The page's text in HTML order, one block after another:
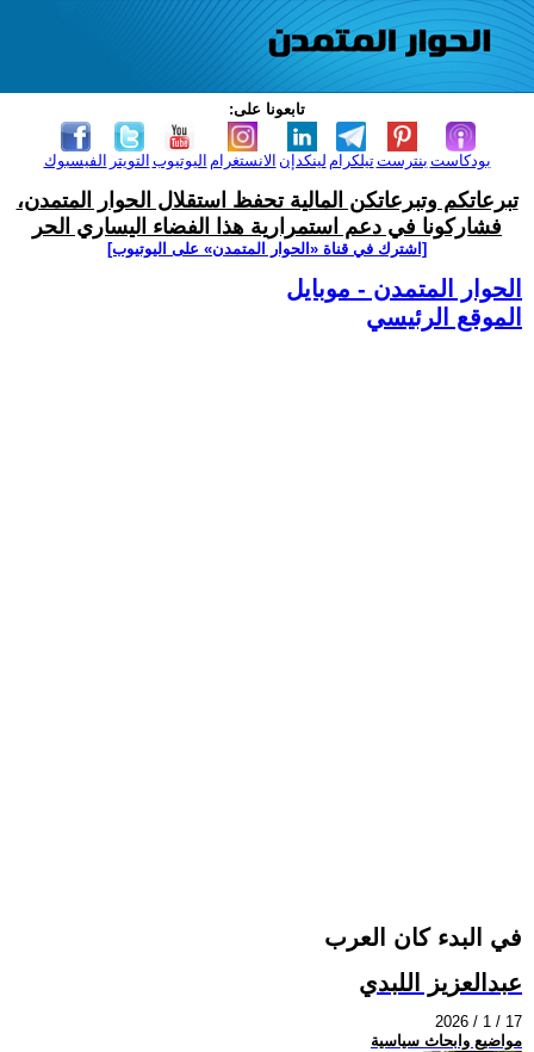
تابعونا على:
الفيسبوك التويتر اليوتيوب الانستغرام لينكدإن تيلكرامبنترست بودكاست
تبرعاتكم وتبرعاتكن المالية تحفظ استقلال الحوار المتمدن،
فشاركونا في دعم استمرارية هذا الفضاء اليساري الحر
[اشترك في قناة ‫«الحوار المتمدن» على اليوتيوب]
الحوار المتمدن - موبايل
الموقع الرئيسي
في البدء كان العرب
عبدالعزيز اللبدي
2026 / 1 / 17
مواضيع وابحاث سياسية